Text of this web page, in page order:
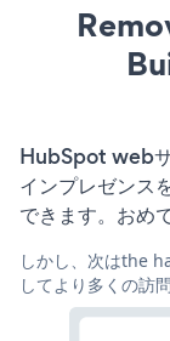
HubSpot webサ
インプレゼンス
できます。おめ
しかし、次はthe
してより多くの訪